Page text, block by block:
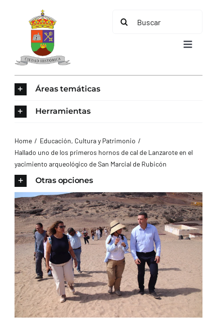
contenido
Buscar:
Toggle
AYUNTAMIENTO
TURISMO
CONTACTO
Áreas temáticas
Herramientas
Home
Educación, Cultura y Patrimonio
Hallado uno de los primeros hornos de cal de Lanzarote en el
yacimiento arqueológico de San Marcial de Rubicón
Otras opciones